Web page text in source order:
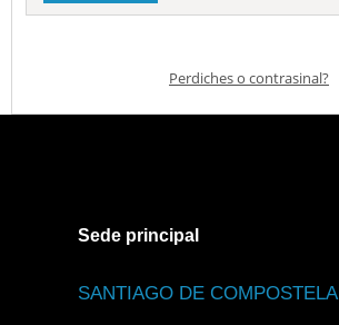
Perdiches o contrasinal?
Sede principal
SANTIAGO DE COMPOSTELA